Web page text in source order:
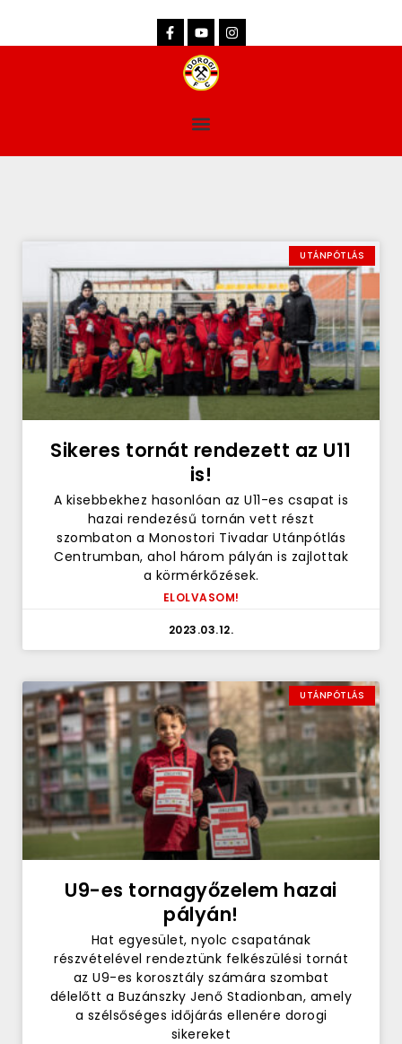
UTÁNPÓTLÁS
Sikeres tornát rendezett az U11
is!
A kisebbekhez hasonlóan az U11-es csapat is
hazai rendezésű tornán vett részt
szombaton a Monostori Tivadar Utánpótlás
Centrumban, ahol három pályán is zajlottak
a körmérkőzések.
ELOLVASOM!
2023.03.12.
UTÁNPÓTLÁS
U9-es tornagyőzelem hazai
pályán!
Hat egyesület, nyolc csapatának
részvételével rendeztünk felkészülési tornát
az U9-es korosztály számára szombat
délelőtt a Buzánszky Jenő Stadionban, amely
a szélsőséges időjárás ellenére dorogi
sikereket